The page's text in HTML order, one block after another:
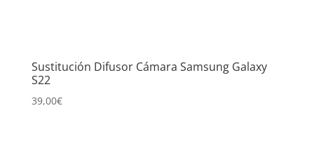
Sustitución Difusor Cámara Samsung Galaxy
S22
39,00€